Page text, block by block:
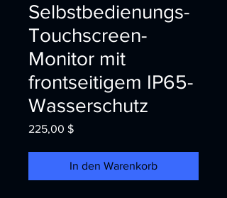
Selbstbedienungs-
Touchscreen-
Monitor mit
frontseitigem IP65-
Wasserschutz
225,00 $Preis
In den Warenkorb